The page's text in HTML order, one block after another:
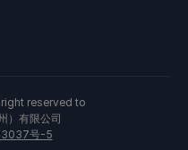
reserved to
）有限公司
号-5